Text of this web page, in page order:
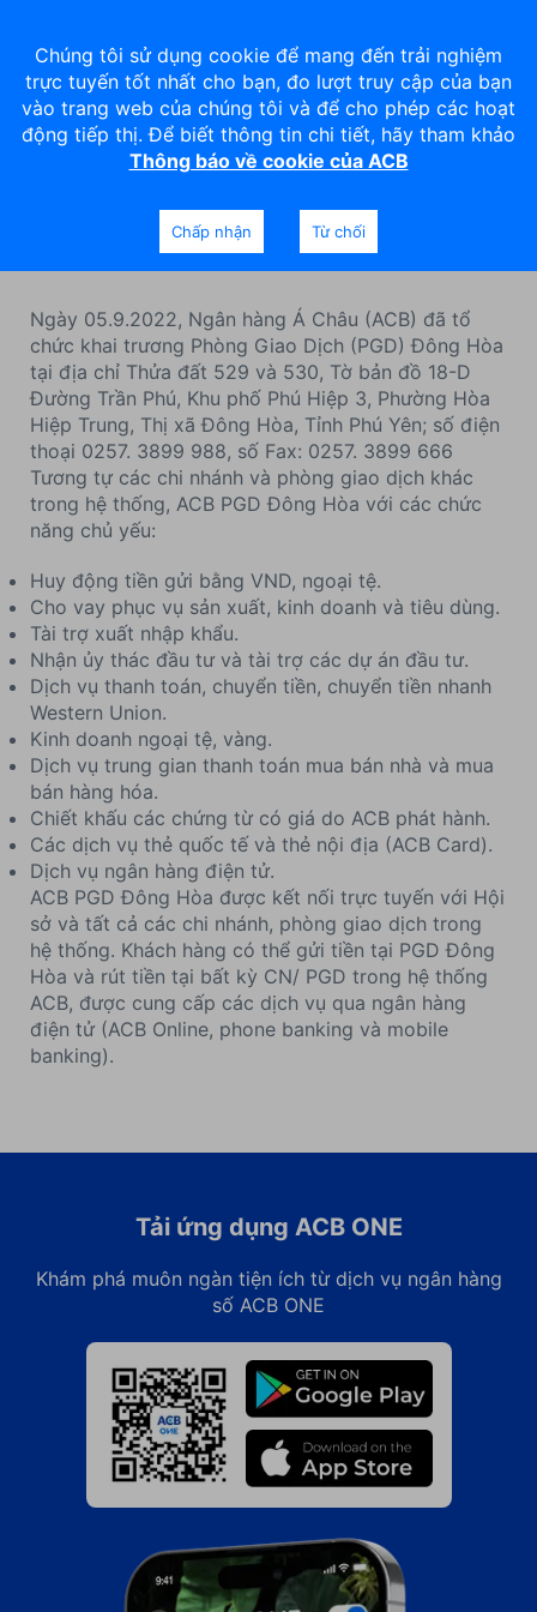
ACB khai trương PGD Đông
Ngày 05.9.2022, Ngân hàng Á Châu (ACB) đã tổ
chức khai trương Phòng Giao Dịch (PGD) Đông Hòa
tại địa chỉ Thửa đất 529 và 530, Tờ bản đồ 18-D
Đường Trần Phú, Khu phố Phú Hiệp 3, Phường Hòa
Hiệp Trung, Thị xã Đông Hòa, Tỉnh Phú Yên; số điện
thoại 0257. 3899 988, số Fax: 0257. 3899 666
Tương tự các chi nhánh và phòng giao dịch khác
trong hệ thống, ACB PGD Đông Hòa với các chức
năng chủ yếu:
Huy động tiền gửi bằng VND, ngoại tệ.
Cho vay phục vụ sản xuất, kinh doanh và tiêu dùng.
Tài trợ xuất nhập khẩu.
Nhận ủy thác đầu tư và tài trợ các dự án đầu tư.
Dịch vụ thanh toán, chuyển tiền, chuyển tiền nhanh
Western Union.
Kinh doanh ngoại tệ, vàng.
Dịch vụ trung gian thanh toán mua bán nhà và mua
bán hàng hóa.
Chiết khấu các chứng từ có giá do ACB phát hành.
Các dịch vụ thẻ quốc tế và thẻ nội địa (ACB Card).
Dịch vụ ngân hàng điện tử.
ACB PGD Đông Hòa được kết nối trực tuyến với Hội
sở và tất cả các chi nhánh, phòng giao dịch trong
hệ thống. Khách hàng có thể gửi tiền tại PGD Đông
Hòa và rút tiền tại bất kỳ CN/ PGD trong hệ thống
ACB, được cung cấp các dịch vụ qua ngân hàng
điện tử (ACB Online, phone banking và mobile
banking).
Tải ứng dụng ACB ONE
Khám phá muôn ngàn tiện ích từ dịch vụ ngân hàng
số ACB ONE
Chúng tôi sử dụng cookie để mang đến trải nghiệm
trực tuyến tốt nhất cho bạn, đo lượt truy cập của bạn
vào trang web của chúng tôi và để cho phép các hoạt
động tiếp thị. Để biết thông tin chi tiết, hãy tham khảo
Thông báo về cookie của ACB
Chấp nhận Từ chối